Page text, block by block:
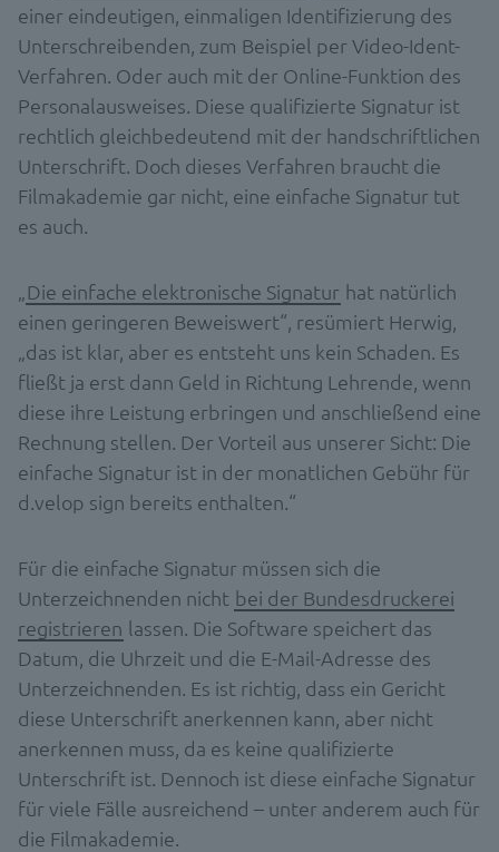
einer eindeutigen, einmaligen Identifizierung des
Unterschreibenden, zum Beispiel per Video-Ident-
Verfahren. Oder auch mit der Online-Funktion des
Personalausweises. Diese qualifizierte Signatur ist
rechtlich gleichbedeutend mit der handschriftlichen
Unterschrift. Doch dieses Verfahren braucht die
Filmakademie gar nicht, eine einfache Signatur tut
es auch.
„Die einfache elektronische Signatur hat natürlich
einen geringeren Beweiswert“, resümiert Herwig,
„das ist klar, aber es entsteht uns kein Schaden. Es
fließt ja erst dann Geld in Richtung Lehrende, wenn
diese ihre Leistung erbringen und anschließend eine
Rechnung stellen. Der Vorteil aus unserer Sicht: Die
einfache Signatur ist in der monatlichen Gebühr für
d.velop sign bereits enthalten.“
Für die einfache Signatur müssen sich die
Unterzeichnenden nicht bei der Bundesdruckerei
registrieren lassen. Die Software speichert das
Datum, die Uhrzeit und die E-Mail-Adresse des
Unterzeichnenden. Es ist richtig, dass ein Gericht
diese Unterschrift anerkennen kann, aber nicht
anerkennen muss, da es keine qualifizierte
Unterschrift ist. Dennoch ist diese einfache Signatur
für viele Fälle ausreichend – unter anderem auch für
die Filmakademie.